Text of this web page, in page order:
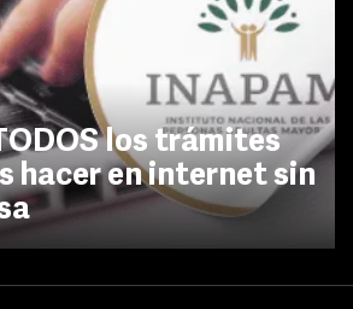
los trámites
hacer en internet sin